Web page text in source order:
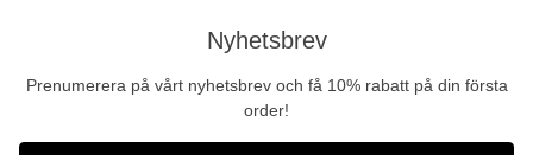
Nyhetsbrev
Prenumerera på vårt nyhetsbrev och få 10% rabatt på din första
order!